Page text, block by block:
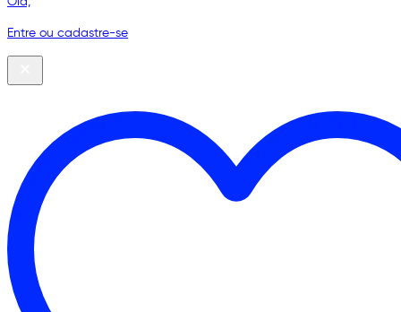
Entre ou cadastre-se